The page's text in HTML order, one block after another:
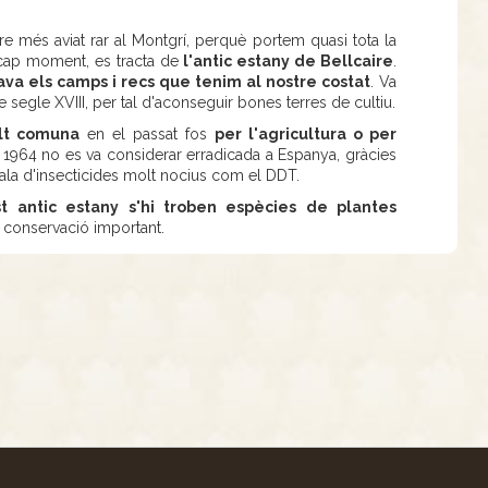
més aviat rar al Montgrí, perquè portem quasi tota la
moment, es tracta de l'antic estany de Bellcaire
els camps i recs que tenim al nostre costat. Va
XVIII, per tal d'aconseguir bones terres de cultiu.
comuna en el passat fos per l'agricultura o per
no es va considerar erradicada a Espanya, gràcies
d'insecticides molt nocius com el DDT.
antic estany s'hi troben espècies de plantes
important.